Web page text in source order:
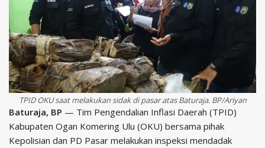
TPID OKU saat melakukan sidak di pasar atas Baturaja. BP/Ariyan
Baturaja, BP — Tim Pengendalian Inflasi Daerah (TPID)
Kabupaten Ogan Komering Ulu (OKU) bersama pihak
Kepolisian dan PD Pasar melakukan inspeksi mendadak